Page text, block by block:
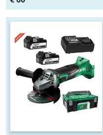
m. breedtelamp